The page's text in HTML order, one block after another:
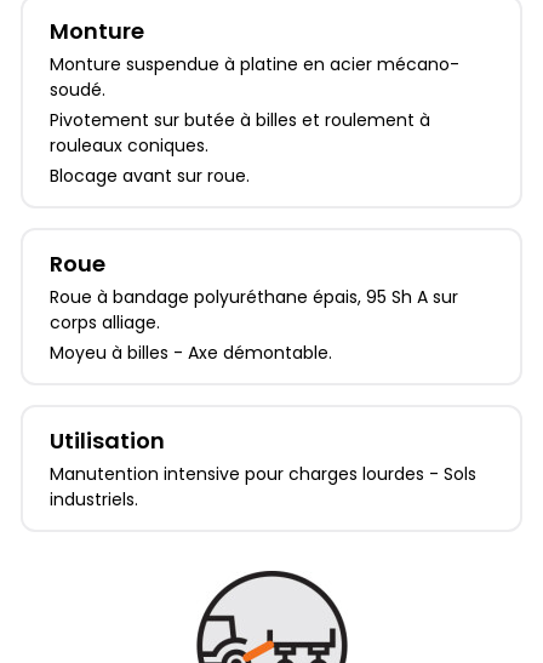
Monture
Monture suspendue à platine en acier mécano-
soudé.
Pivotement sur butée à billes et roulement à
rouleaux coniques.
Blocage avant sur roue.
Roue
Roue à bandage polyuréthane épais, 95 Sh A sur
corps alliage.
Moyeu à billes - Axe démontable.
Utilisation
Manutention intensive pour charges lourdes - Sols
industriels.